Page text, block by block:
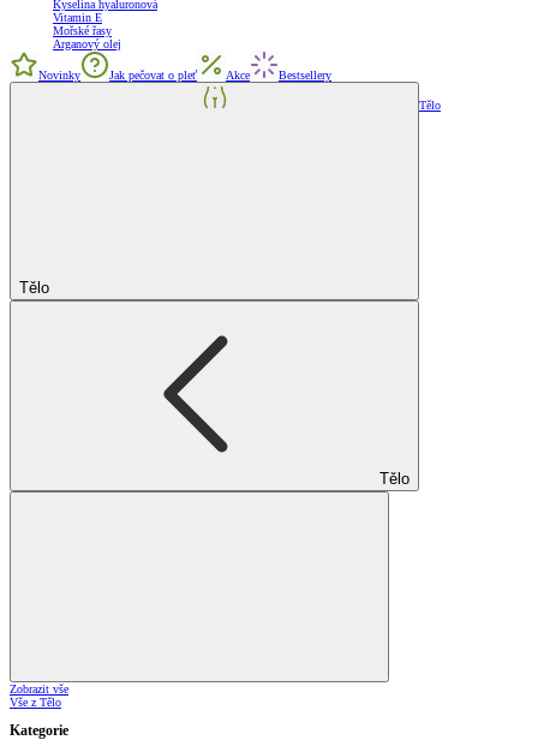
Kyselina hyaluronová
Vitamin E
Mořské řasy
Arganový olej
Novinky Jak pečovat o pleť Akce Bestsellery
Tělo
Tělo
Tělo
Zobrazit vše
Vše z Tělo
Kategorie